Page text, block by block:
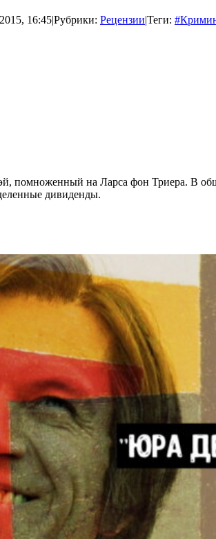
16:45|Рубрики: Рецензии|Теги:
помноженный на Ларса фон Триера. В
дивиденды.